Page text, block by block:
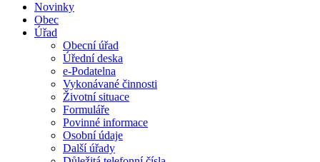
Novinky
Obec
Úřad
Obecní úřad
Úřední deska
e-Podatelna
Vykonávané činnosti
Životní situace
Formuláře
Povinné informace
Osobní údaje
Další úřady